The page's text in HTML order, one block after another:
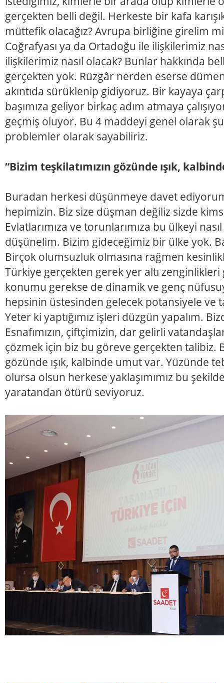
gerçekten belli değil. Herkeste bir kafa
müttefik olacağız? Avrupa birliğine girelim
Coğrafyası ya da Ortadoğu ile ilişkilerimiz
ilişkilerimiz nasıl olacak? Bunlar hakkında
gerçekten yok. Rüzgâr nerden eserse
akıntıda sürüklenip gidiyoruz. Bir kayaya
başımıza geliyor birkaç adım atmaya
geçmiş oluyor. Bu 4 maddeyi genel olarak
problemler olarak sayabiliriz.
“Bizim teşkilatımızın gözünde ışık,
Buradan herkesi düşünmeye davet
hepimizin. Biz size düşman değiliz sizde
Evlatlarımıza ve torunlarımıza bu ülkeyi
düşünelim. Bizim gideceğimiz bir ülke yok.
Birçok olumsuzluk olmasına rağmen
Türkiye gerçekten gerek yer altı
konumu gerekse de dinamik ve genç
hepsinin üstesinden gelecek potansiyele ve
Yeter ki yaptığımız işleri düzgün yapalım.
Esnafımızın, çiftçimizin, dar gelirli
çözmek için biz bu göreve gerçekten talibiz.
gözünde ışık, kalbinde umut var. Yüzünde
olursa olsun herkese yaklaşımımız bu
yaratandan ötürü seviyoruz.